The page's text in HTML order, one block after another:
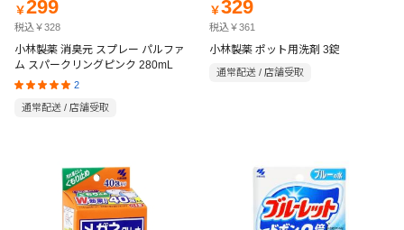
￥299
税込￥328
小林製薬 消臭元 スプレー パルファ
ム スパークリングピンク 280mL
2
通常配送 / 店舗受取
￥329
税込￥361
小林製薬 ポット用洗剤 3錠
通常配送 / 店舗受取